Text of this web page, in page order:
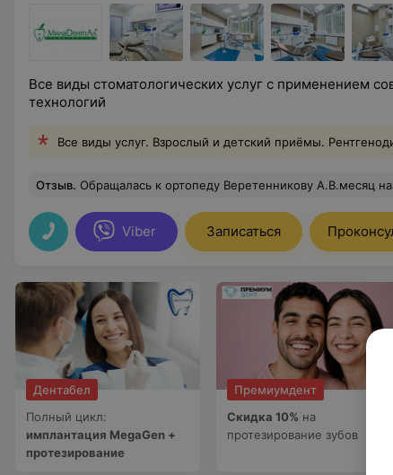
Все виды стоматологических услуг с применением
технологий
Все виды услуг. Взрослый и детский приёмы.
Отзыв. Обращалась к ортопеду Веретенникову А.В.месяц назад.Работа была проведена быстро и качественно
Viber Записаться
Дентабел
Полный цикл:
имплантация MegaGen +
протезирование
Премиумдент
Скидка 10% на
протезирование зубов